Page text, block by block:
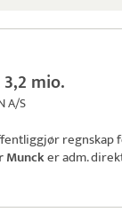
mio.
A/S
regnskap
Muncker adm.